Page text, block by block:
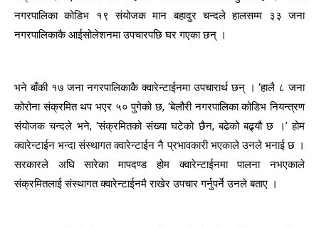
नगरपालिका कोडिभ १९ संयोजक मान बहादुर चन्दले हालसम्म ३३ जना
नगरपालिकाकै आईसोलेशनमा उपचारपछि घर गएका छन् ।
भने बाँकी १७ जना नगरपालिकाकै क्वारेन्टाईनमा उपचारार्थ छन् । ‘हालै ८ जना
कोरोना संक्रमित थप भएर ५० पुगेको छ, ‘बेलौरी नगरपालिका कोडिभ नियन्त्रण
संयोजक चन्दले भने, ‘संक्रमितको संख्या घटेको छैन, बढेको बढ्र्यौ छ ।’ होम
क्वारेन्टाईन भन्दा संस्थागत क्वारेन्टाईन नै प्रभावकारी भएकाले उनले भनाई छ ।
सरकारले अघि सारेका मापदण्ड होम क्वारेन्टाईनमा पालना नभएकाले
संक्रमितलाई संस्थागत क्वारेन्टाईनमै राखेर उपचार गर्नुपर्ने उनले बताए ।